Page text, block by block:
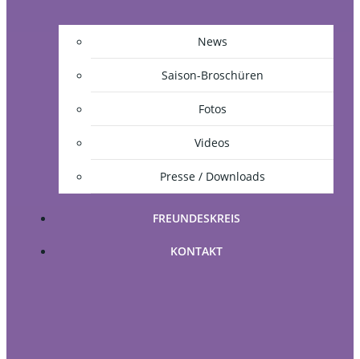
News
Saison-Broschüren
Fotos
Videos
Presse / Downloads
FREUNDESKREIS
KONTAKT